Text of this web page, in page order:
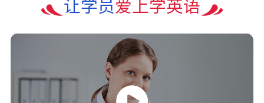
让学员爱上学英语